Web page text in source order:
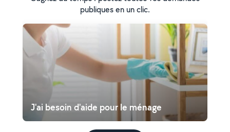
publiques en un clic.
J'ai besoin d'aide pour le ménage